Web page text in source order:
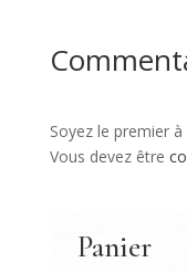
Soyez le premier
Vous devez être
Panier